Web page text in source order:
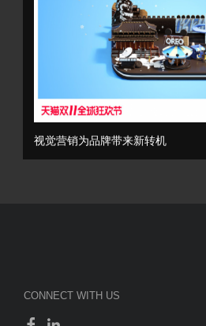
视觉营销为品牌带来新转机
CONNECT WITH US